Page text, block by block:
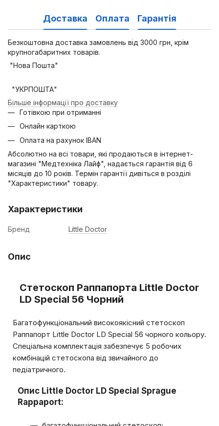
Доставка Оплата Гарантія
Безкоштовна доставка замовлень від 3000 грн, крім
крупногабаритних товарів.
"Нова Пошта"
"УКРПОШТА"
Більше інформації про доставку
Готівкою при отриманні
Онлайн карткою
Оплата на рахунок IBAN
Абсолютно на всі товари, які продаються в інтернет-
магазині "Медтехніка Лайф", надається гарантія від 6
місяців до 10 років. Термін гарантії дивіться в розділі
"Характеристики" товару.
Характеристики
Бренд Little Doctor
Опис
Стетоскоп Раппапорта Little Doctor
LD Special 56 Чорний
Багатофункціональний високоякісний стетоскоп
Раппапорт Little Doctor LD Special 56 чорного кольору.
Спеціальна комплектація забезпечує 5 робочих
комбінацій стетоскопа від звичайного до
педіатричного.
Опис Little Doctor LD Special Sprague
Rappaport: